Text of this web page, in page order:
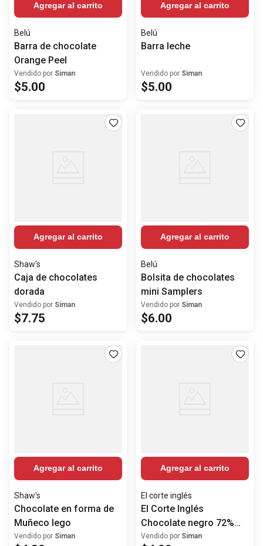
Agregar al carrito
Belú
Barra de chocolate
Orange Peel
Vendido por Siman
$5.00
Agregar al carrito
Belú
Barra leche
Vendido por Siman
$5.00
Agregar al carrito
Shaw's
Caja de chocolates
dorada
Vendido por Siman
$7.75
Agregar al carrito
Belú
Bolsita de chocolates
mini Samplers
Vendido por Siman
$6.00
Agregar al carrito
Shaw's
Chocolate en forma de
Muñeco lego
Vendido por Siman
Agregar al carrito
El corte inglés
El Corte Inglés
Chocolate negro 72%
cacao
Vendido por Siman